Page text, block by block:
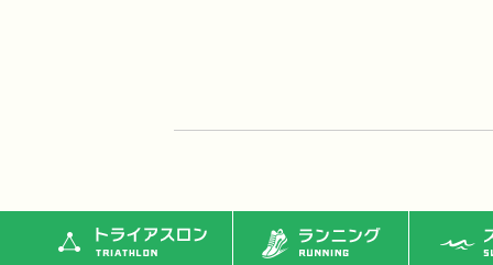
トライアスロン ランニング ス